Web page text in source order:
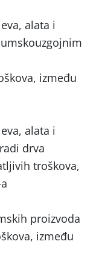
alata i
između
alata i
drva
troškova,
proizvoda
između